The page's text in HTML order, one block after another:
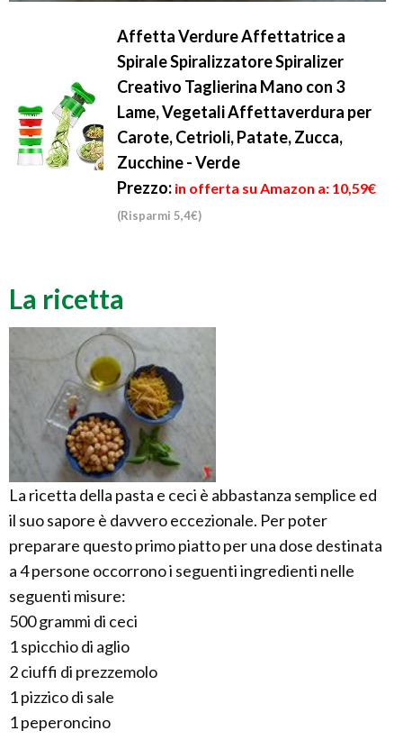
Affetta Verdure Affettatrice a
Spirale Spiralizzatore Spiralizer
Creativo Taglierina Mano con 3
Lame, Vegetali Affettaverdura per
Carote, Cetrioli, Patate, Zucca,
Zucchine - Verde
Prezzo: in offerta su Amazon a: 10,59€
(Risparmi 5,4€)
La ricetta
La ricetta della pasta e ceci è abbastanza semplice ed
il suo sapore è davvero eccezionale. Per poter
preparare questo primo piatto per una dose destinata
a 4 persone occorrono i seguenti ingredienti nelle
seguenti misure:
500 grammi di ceci
1 spicchio di aglio
2 ciuffi di prezzemolo
1 pizzico di sale
1 peperoncino